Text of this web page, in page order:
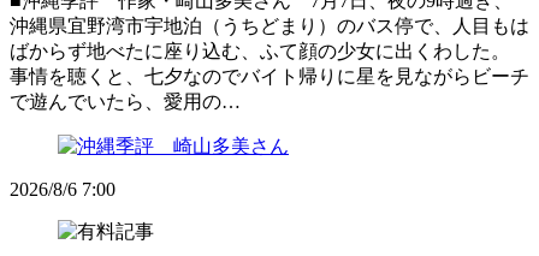
沖縄県宜野湾市宇地泊（うちどまり）のバス停で、人目もは
ばからず地べたに座り込む、ふて顔の少女に出くわした。
事情を聴くと、七夕なのでバイト帰りに星を見ながらビーチ
で遊んでいたら、愛用の…
2026/8/6 7:00